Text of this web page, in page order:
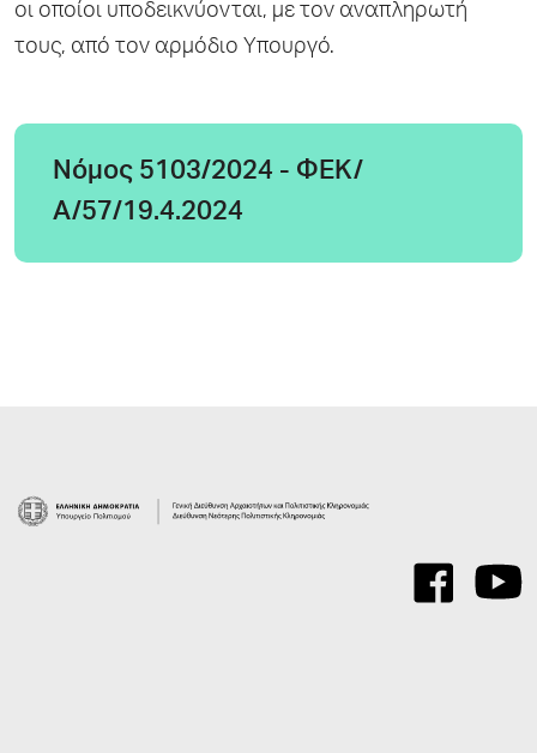
οι οποίοι υποδεικνύονται, με τον αναπληρωτή
τους, από τον αρμόδιο Υπουργό.
Νόμος 5103/2024 - ΦΕΚ/
Α/57/19.4.2024